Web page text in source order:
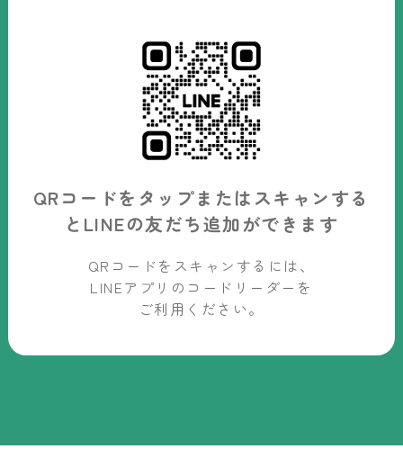
QRコードをタップまたはスキャンする
と LINEの友だち追加ができます
QRコードをスキャンするには、
LINEアプリのコードリーダーを
ご利用ください。